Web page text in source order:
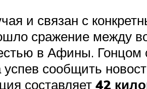
и связан с
сражение между
в Афины. Гонцом
сообщить
составляет 42